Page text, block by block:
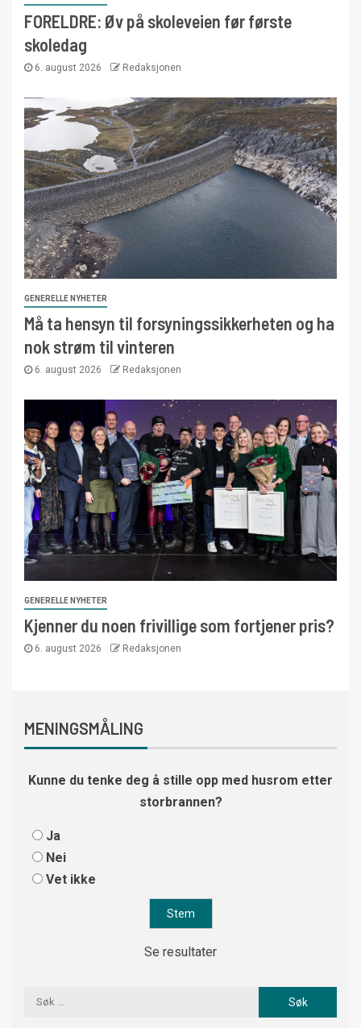
FORELDRE: Øv på skoleveien før første
skoledag
6. august 2026 Redaksjonen
GENERELLE NYHETER
Må ta hensyn til forsyningssikkerheten og ha
nok strøm til vinteren
6. august 2026 Redaksjonen
GENERELLE NYHETER
Kjenner du noen frivillige som fortjener pris?
6. august 2026 Redaksjonen
MENINGSMÅLING
Kunne du tenke deg å stille opp med husrom etter
storbrannen?
Ja
Nei
Vet ikke
Se resultater